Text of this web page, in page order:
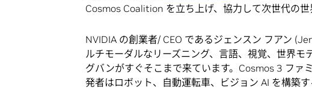
Cosmos Coalition を立ち上げ、協力して次世代の世
NVIDIA の創業者/ CEO であるジェンスン フアン
ルチモーダルなリーズニング、言語、視覚、世界モ
グバンがすぐそこまで来ています。Cosmos 3 ファ
発者はロボット、自動運転車、ビジョン AI を構築